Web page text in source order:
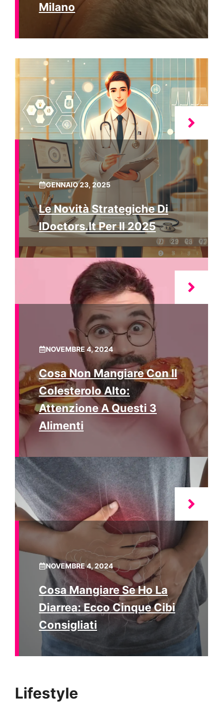
Milano
GENNAIO 23, 2025
Le Novità Strategiche Di
IDoctors.it Per Il 2025
NOVEMBRE 4, 2024
Cosa Non Mangiare Con Il
Colesterolo Alto:
Attenzione A Questi 3
Alimenti
NOVEMBRE 4, 2024
Cosa Mangiare Se Ho La
Diarrea: Ecco Cinque Cibi
Consigliati
Lifestyle